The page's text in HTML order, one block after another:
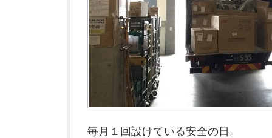
毎月１回設けている安全の日。